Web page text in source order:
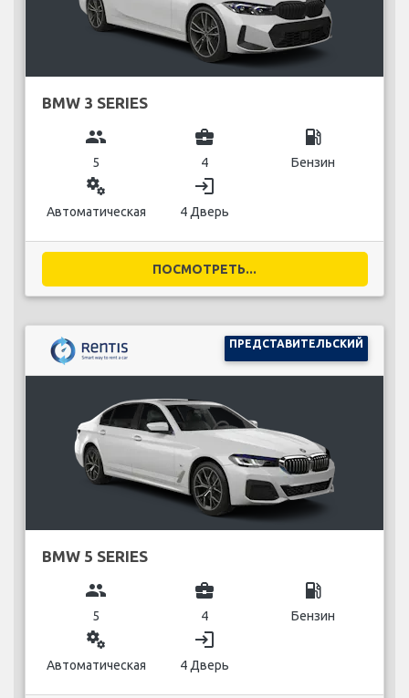
BMW 3 SERIES
group
5
business_center
4
local_gas_station
Бензин
miscellaneous_services
Автоматическая
login
4 Дверь
ПОСМОТРЕТЬ...
ПРЕДСТАВИТЕЛЬСКИЙ
BMW 5 SERIES
group
5
business_center
4
local_gas_station
Бензин
miscellaneous_services
Автоматическая
login
4 Дверь